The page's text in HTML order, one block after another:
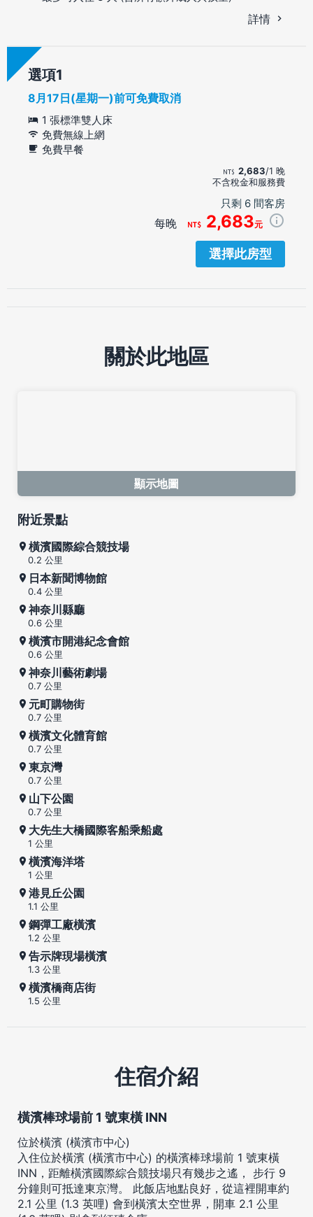
詳情
選項
8月17日(星期一)前可免費取消
1 張標準雙人床
免費無線上網
免費早餐
2,683/1 晚
不含稅金和服務費
只剩 6 間客房
每晚 2,683元
選擇此房型
關於此地區
顯示地圖
附近景點
橫濱國際綜合競技場
0.2 公里
日本新聞博物館
0.4 公里
神奈川縣廳
0.6 公里
橫濱市開港紀念會館
0.6 公里
神奈川藝術劇場
0.7 公里
元町購物街
0.7 公里
橫濱文化體育館
0.7 公里
東京灣
0.7 公里
山下公園
0.7 公里
大先生大橋國際客船乘船處
1 公里
橫濱海洋塔
1 公里
港見丘公園
1.1 公里
鋼彈工廠橫濱
1.2 公里
告示牌現場橫濱
1.3 公里
橫濱橋商店街
1.5 公里
住宿介紹
橫濱棒球場前 1 號東橫 INN
位於橫濱 (橫濱市中心)
入住位於橫濱 (橫濱市中心) 的橫濱棒球場前 1 號東橫
INN，距離橫濱國際綜合競技場只有幾步之遙， 步行 9
分鐘則可抵達東京灣。 此飯店地點良好，從這裡開車約
2.1 公里 (1.3 英哩) 會到橫濱太空世界，開車 2.1 公里